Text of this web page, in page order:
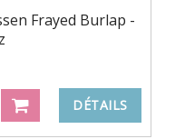
Frayed Burlap -
DÉTAILS